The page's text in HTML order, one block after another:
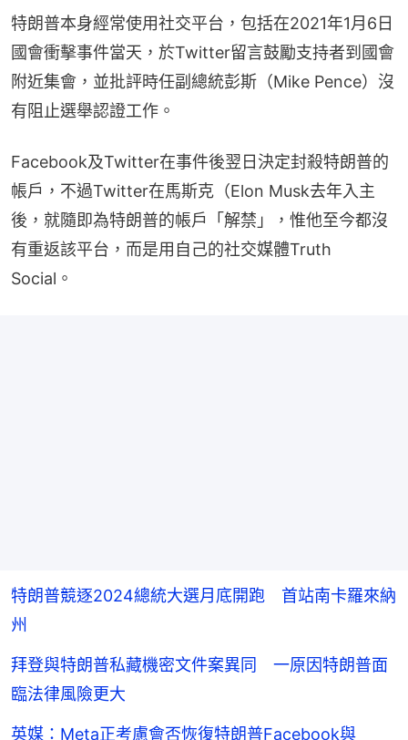
特朗普本身經常使用社交平台，包括在2021年1月6日
國會衝擊事件當天，於Twitter留言鼓勵支持者到國會
附近集會，並批評時任副總統彭斯（Mike Pence）沒
有阻止選舉認證工作。
Facebook及Twitter在事件後翌日決定封殺特朗普的
帳戶，不過Twitter在馬斯克（Elon Musk去年入主
後，就隨即為特朗普的帳戶「解禁」，惟他至今都沒
有重返該平台，而是用自己的社交媒體Truth
Social。
特朗普競逐2024總統大選月底開跑 首站南卡羅來納
州
拜登與特朗普私藏機密文件案異同 一原因特朗普面
臨法律風險更大
英媒：Meta正考慮會否恢復特朗普Facebook與